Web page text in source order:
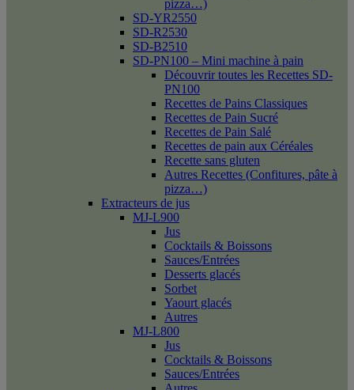
pizza…)
SD-YR2550
SD-R2530
SD-B2510
SD-PN100 – Mini machine à pain
Découvrir toutes les Recettes SD-
PN100
Recettes de Pains Classiques
Recettes de Pain Sucré
Recettes de Pain Salé
Recettes de pain aux Céréales
Recette sans gluten
Autres Recettes (Confitures, pâte à
pizza…)
Extracteurs de jus
MJ-L900
Jus
Cocktails & Boissons
Sauces/Entrées
Desserts glacés
Sorbet
Yaourt glacés
Autres
MJ-L800
Jus
Cocktails & Boissons
Sauces/Entrées